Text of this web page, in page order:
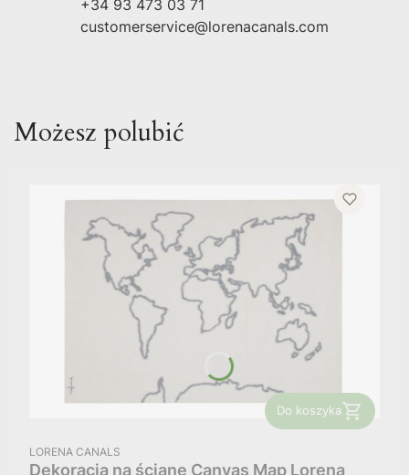
+34 93 473 03 71
customerservice@lorenacanals.com
Możesz polubić
Do koszyka
PRODUCENT
LORENA CANALS
Dekoracja na ścianę Canvas Map Lorena